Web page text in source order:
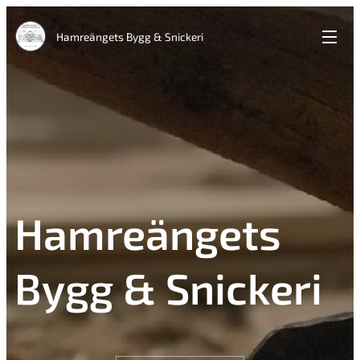
Hamreängets Bygg & Snickeri
Hamreängets
Bygg & Snickeri